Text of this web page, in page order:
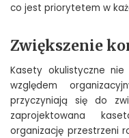
co jest priorytetem w
Zwiększenie
Kasety okulistyczne
względem
przyczyniają się do
zaprojektowana
organizację przestrzeni